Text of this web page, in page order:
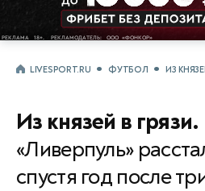
LIVESPORT.RU ФУТБОЛ ИЗ
Из князей в грязи.
«Ливерпуль»
спустя год после